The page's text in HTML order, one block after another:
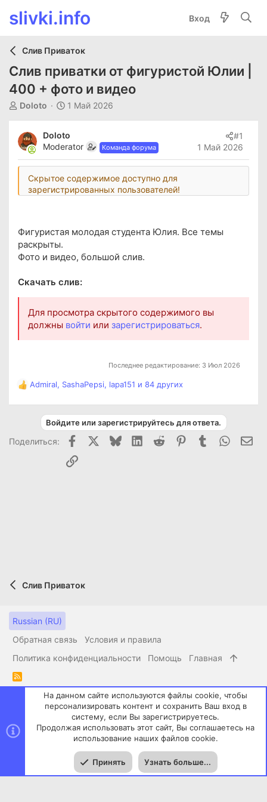
slivki.info Вход
Слив Приваток
Слив приватки от фигуристой Юлии |
400 + фото и видео
А
о
р
т
ы
Doloto
Д
а
н
а
а
л
1 Май 2026
Doloto
Moderator
Команда форума 1 Май 2026
#1
Скрытое содержимое доступно для
зарегистрированных пользователей!
Фигуристая молодая студента Юлия. Все темы
раскрыты.
Фото и видео, большой слив.
Скачать слив:
Для просмотра скрытого содержимого вы
должны войти или зарегистрироваться.
Последнее редактирование: 3 Июл 2026
Р
и
Admiral, SashaPepsi, lapa151 и 84 других
Войдите или зарегистрируйтесь для ответа.
Поделиться: FacebookX (Twitter)
BlueskyLinkedInReddit PinterestTumblr
Ссылка
Слив Приваток
Russian (RU)
Обратная связь
Условия и правила
Политика конфиденциальности
Помощь Главная
R
S
Style by ThemeHouse
Локализация отXenForo.Info
XenPorta 2 PRO© Jason Axelrod of8WAYRUN
Меню
На данном сайте используются файлы cookie, чтобы
персонализировать контент и сохранить Ваш вход в
систему, если Вы зарегистрируетесь.
Продолжая использовать этот сайт, Вы соглашаетесь на
использование наших файлов cookie.
Принять Узнать больше...